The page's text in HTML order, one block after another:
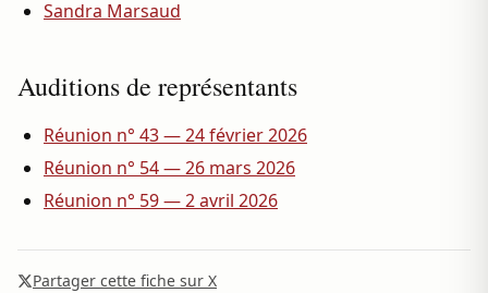
Sandra Marsaud
Auditions de représentants
Réunion n° 43 — 24 février 2026
Réunion n° 54 — 26 mars 2026
Réunion n° 59 — 2 avril 2026
Partager cette fiche sur X